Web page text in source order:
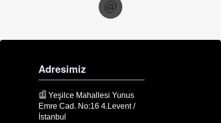
Adresimiz
Yeşilce Mahallesi Yunus
Emre Cad. No:16 4.Levent /
İstanbul